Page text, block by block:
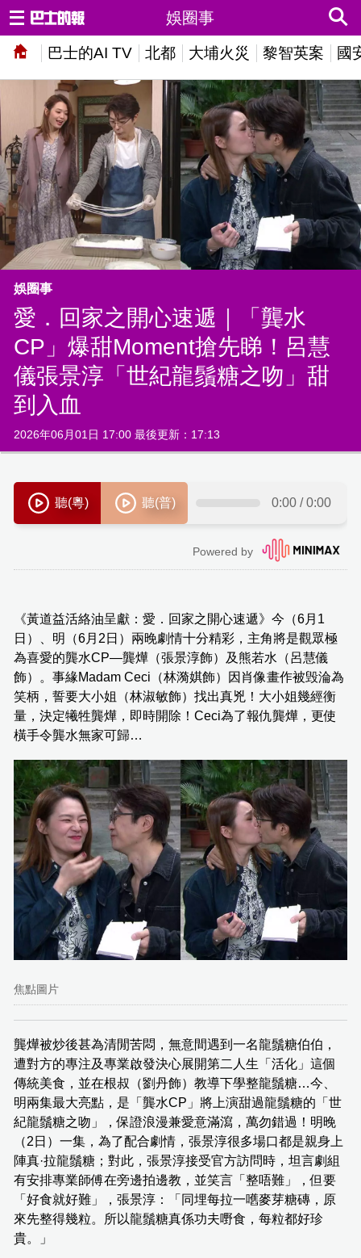
巴士的AI TV 北都 大埔火災 黎智英案 國
娛圈事
娛圈事
愛．回家之開心速遞｜「龔水
CP」爆甜Moment搶先睇！呂慧
儀張景淳「世紀龍鬚糖之吻」甜
到入血
2026年06月01日 17:00 最後更新：17:13
《黃道益活絡油呈獻：愛．回家之開心速遞》今（6月1
日）、明（6月2日）兩晚劇情十分精彩，主角將是觀眾極
為喜愛的龔水CP—龔燁（張景淳飾）及熊若水（呂慧儀
飾）。事緣Madam Ceci（林漪娸飾）因肖像畫作被毁淪為
笑柄，誓要大小姐（林淑敏飾）找出真兇！大小姐幾經衡
量，決定犧牲龔燁，即時開除！Ceci為了報仇龔燁，更使
橫手令龔水無家可歸…
焦點圖片
龔燁被炒後甚為清閒苦悶，無意間遇到一名龍鬚糖伯伯，
遭對方的專注及專業啟發決心展開第二人生「活化」這個
傳統美食，並在根叔（劉丹飾）教導下學整龍鬚糖…今、
明兩集最大亮點，是「龔水CP」將上演甜過龍鬚糖的「世
紀龍鬚糖之吻」，保證浪漫兼愛意滿瀉，萬勿錯過！明晚
（2日）一集，為了配合劇情，張景淳很多場口都是親身上
陣真·拉龍鬚糖；對此，張景淳接受官方訪問時，坦言劇組
有安排專業師傅在旁邊拍邊教，並笑言「整唔難」，但要
「好食就好難」，張景淳：「同埋每拉一嚿麥芽糖磚，原
來先整得幾粒。所以龍鬚糖真係功夫嘢食，每粒都好珍
貴。」